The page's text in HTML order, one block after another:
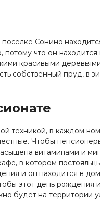
Сонино
что он находится
красивыми
собственный пруд, в
техникой, в каждом
Чтобы
витаминами и
в котором
и он находится в
этот день
будет на территории